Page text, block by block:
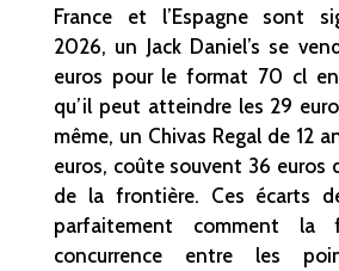
France et l’Espagne sont
2026, un Jack Daniel’s se
euros pour le format 70 cl en
qu’il peut atteindre les 29
même, un Chivas Regal de 12
euros, coûte souvent 36 euros
de la frontière. Ces écarts
parfaitement comment
concurrence entre les